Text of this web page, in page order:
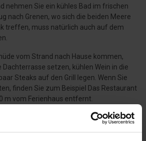
nehmen Sie ein kühles Bad im frischen
nach Grenen, wo sich die beiden Meere
treffen, muss natürlich auch auf dem
vom Strand nach Hause kommen,
Dachterrasse setzen, kühlen Wein in die
Steaks auf den Grill legen. Wenn Sie
finden Sie zum Beispiel Das Restaurant
m vom Ferienhaus entfernt.